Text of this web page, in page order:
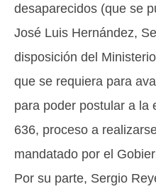
desaparecidos (que se
José Luis Hernández,
disposición del
que se requiera para
para poder postular a la
636, proceso a
mandatado por el
Por su parte, Sergio